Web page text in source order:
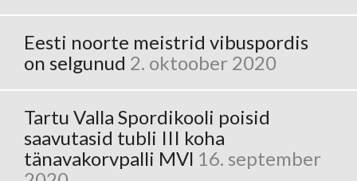
Eesti noorte meistrid vibuspordis
on selgunud 2. oktoober 2020
Tartu Valla Spordikooli poisid
saavutasid tubli III koha
tänavakorvpalli MVl 16. september